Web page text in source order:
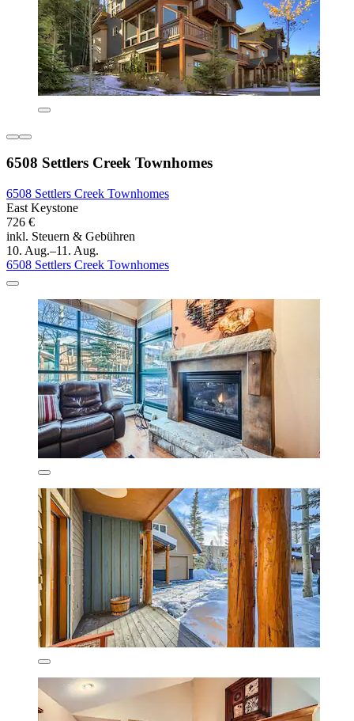
6508 Settlers Creek Townhomes
6508 Settlers Creek Townhomes
East Keystone
726 €
inkl. Steuern & Gebühren
10. Aug.–11. Aug.
6508 Settlers Creek Townhomes